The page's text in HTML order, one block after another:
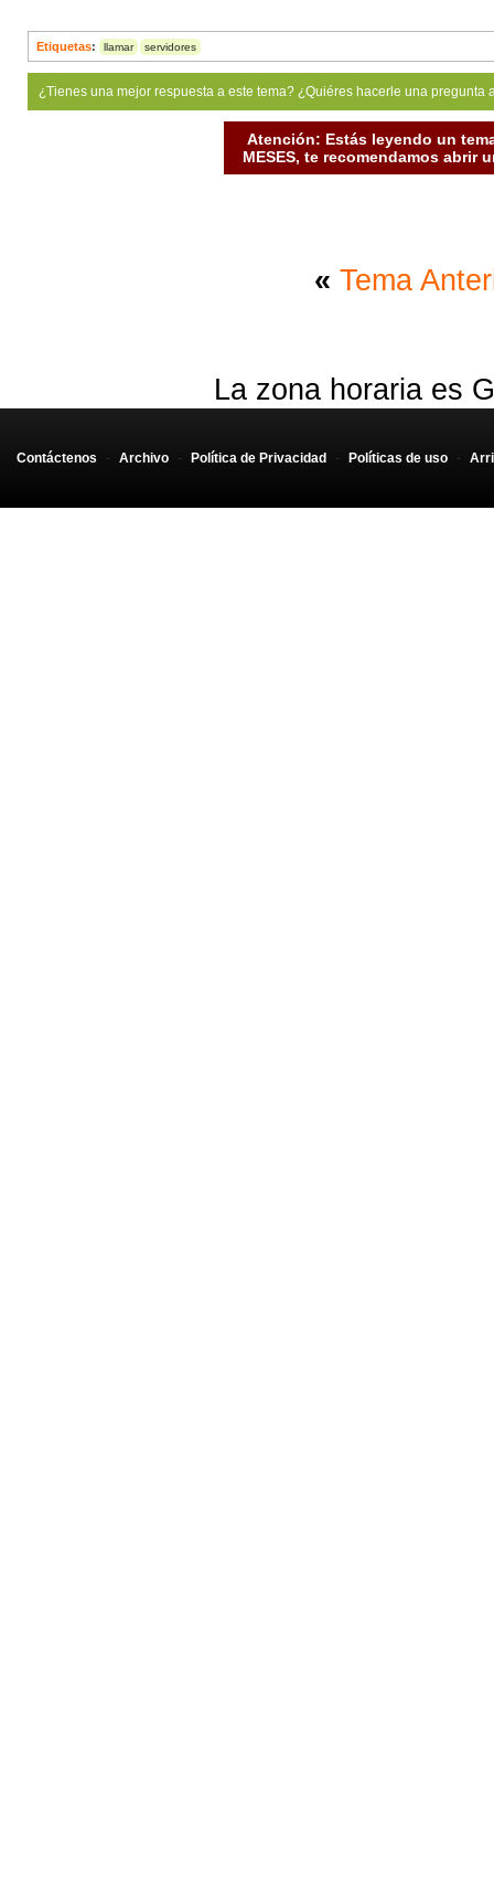
Etiquetas: llamar servidores
¿Tienes una mejor respuesta a este tema? ¿Quiéres hacerle una
Atención: Estás leyendo un
MESES, te recomendamos abrir
« Tema
La zona horaria es
Contáctenos - Archivo - Política de Privacidad - Políticas de uso -